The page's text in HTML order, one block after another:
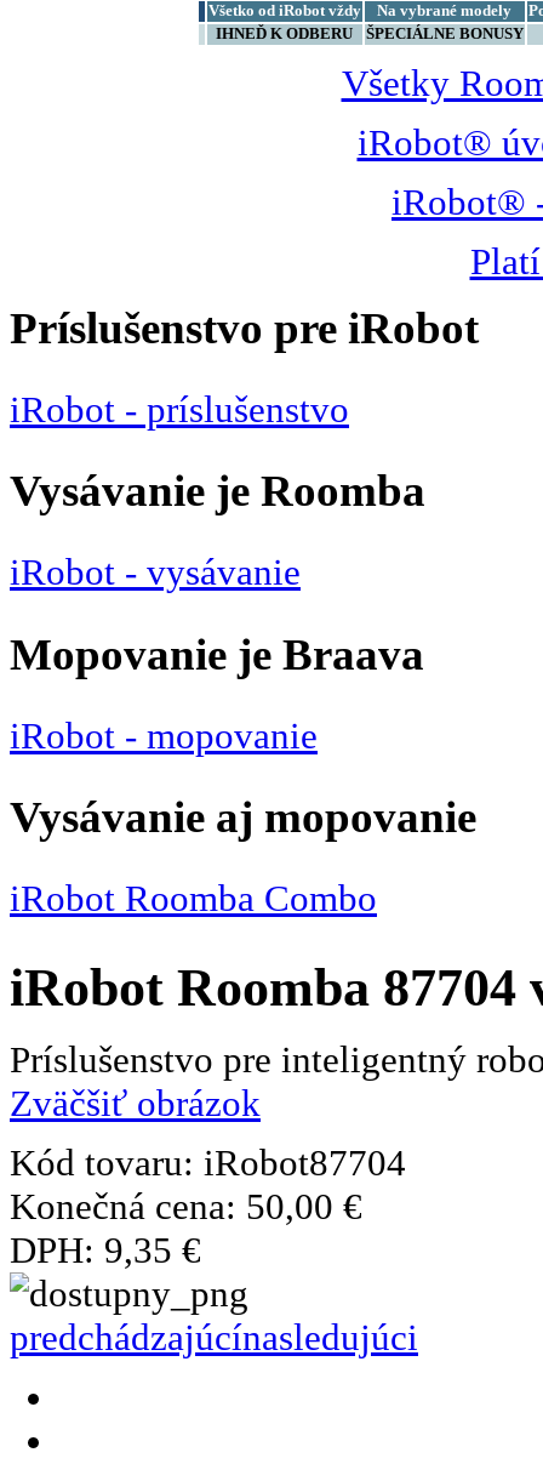
Všetko od iRobot vždy Na vybrané modely
IHNEĎ K ODBERU
ŠPECIÁLNE BONUSY
Všetky
iRobot®
iRobot®
Príslušenstvo pre iRobot
iRobot - príslušenstvo
Vysávanie je Roomba
iRobot - vysávanie
Mopovanie je Braava
iRobot - mopovanie
Vysávanie aj mopovanie
iRobot Roomba Combo
iRobot Roomba
Príslušenstvo pre inteligentný
Zväčšiť obrázok
Kód tovaru: iRobot87704
Konečná cena: 50,00 €
DPH: 9,35 €
predchádzajúcínasledujúci